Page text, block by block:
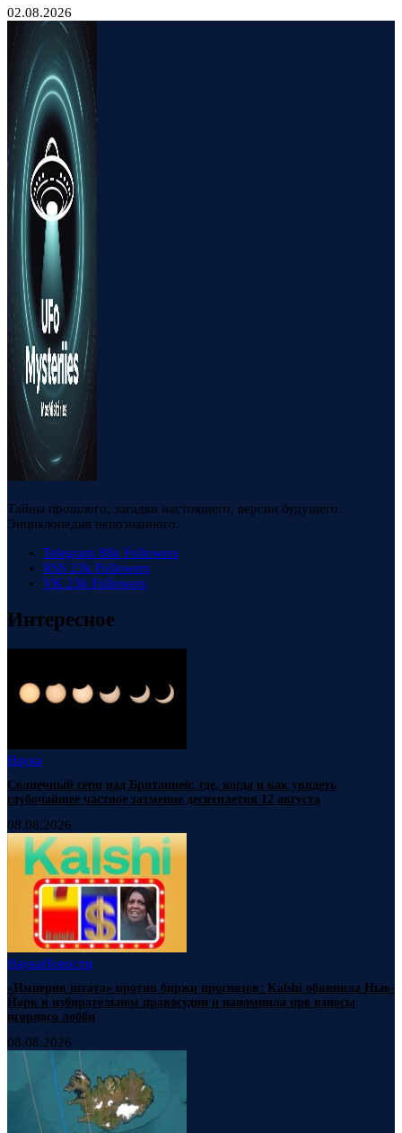
02.08.2026
Тайны прошлого, загадки настоящего, версии будущего.
Энциклопедия непознанного.
Telegram 88k Followers
RSS 23k Followers
VK 23k Followers
Интересное
Наука
Солнечный серп над Британией: где, когда и как увидеть
глубочайшее частное затмение десятилетия 12 августа
08.08.2026
НаукаНовости
«Империя штата» против биржи прогнозов: Kalshi обвинила Нью-
Йорк в избирательном правосудии и напомнила про взносы
игорного лобби
08.08.2026